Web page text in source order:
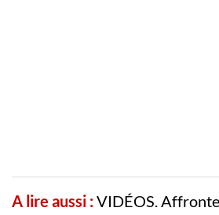
A lire aussi :VIDÉOS.